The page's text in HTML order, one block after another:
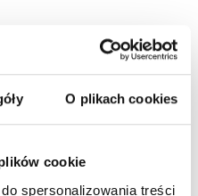
O plikach cookies
cookie
spersonalizowania treści
Polska Sp. z o.o.
5